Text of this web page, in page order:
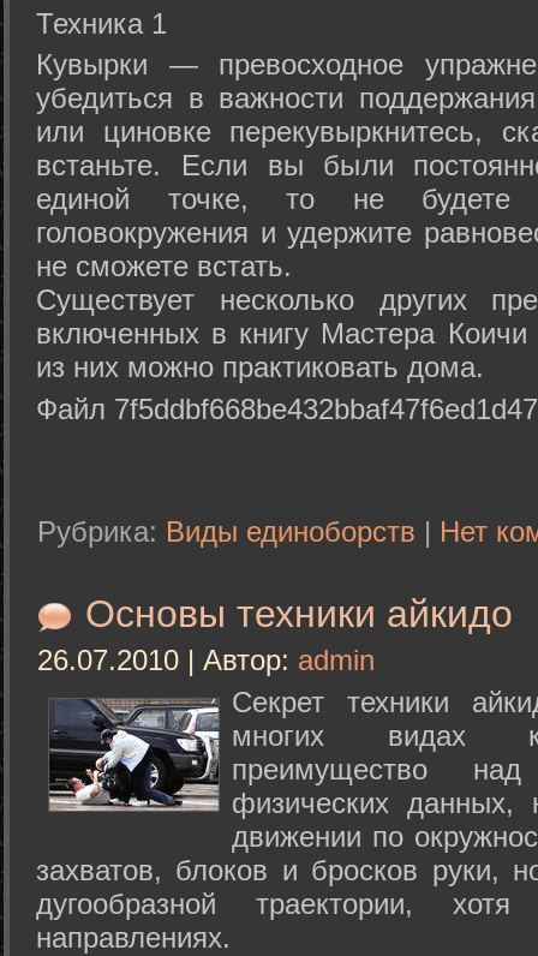
Техника 1
Кувырки — превосходное
убедиться в важности
или циновке перекувыркнитесь,
встаньте. Если вы были
единой точке, то не будете
головокружения и удержите
не сможете встать.
Существует несколько других
включенных в книгу Мастера
из них можно практиковать дома.
Файл
Рубрика: Виды единоборств | Нет
Основы техники айкидо
26.07.2010 | Автор: admin
Секрет техники
многих видах
преимущество
физических данных,
движении по
захватов, блоков и бросков руки,
дугообразной траектории,
направлениях.